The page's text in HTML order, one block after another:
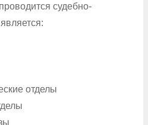
судебно-
отделы